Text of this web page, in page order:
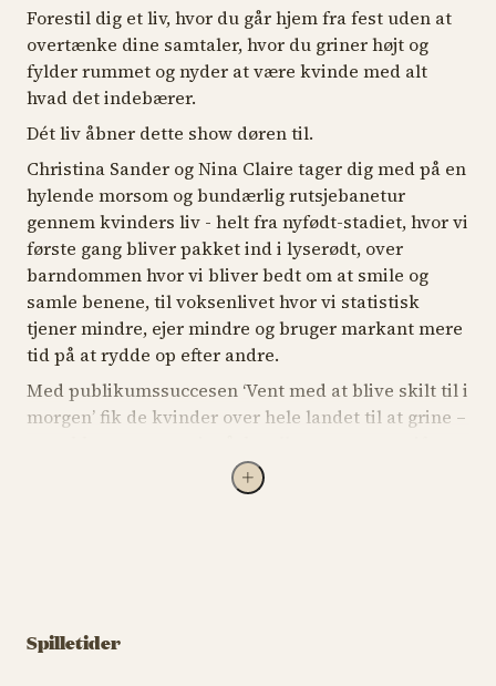
Forestil dig et liv, hvor du går hjem fra fest uden at
overtænke dine samtaler, hvor du griner højt og
fylder rummet og nyder at være kvinde med alt
hvad det indebærer.
Dét liv åbner dette show døren til.
Christina Sander og Nina Claire tager dig med på en
hylende morsom og bundærlig rutsjebanetur
gennem kvinders liv - helt fra nyfødt-stadiet, hvor vi
første gang bliver pakket ind i lyserødt, over
barndommen hvor vi bliver bedt om at smile og
samle benene, til voksenlivet hvor vi statistisk
tjener mindre, ejer mindre og bruger markant mere
tid på at rydde op efter andre.
Med publikumssuccesen ‘Vent med at blive skilt til i
morgen’ fik de kvinder over hele landet til at grine –
med den samme mand. Nu er de tilbage. Skarpere,
sjovere og endnu mere vedkommende. Denne gang
Den pæne pige kommer ikke. Hverken i
Spilletider